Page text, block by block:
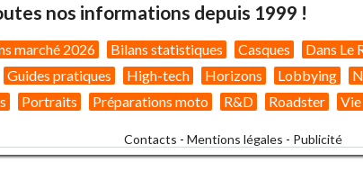
nos informations depuis 1999 !
marché 2026 Bilans statistiques Casques Dans Le
Guides pratiques High-tech Horizons Lobbying
Portraits Préparations moto R&D Roadster
Contacts - Mentions légales - Publicité